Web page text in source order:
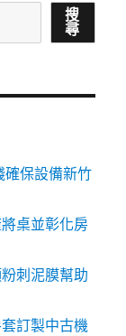
搜
尋
確保設備新竹
桌並彰化房
刺泥膜幫助
訂製中古機